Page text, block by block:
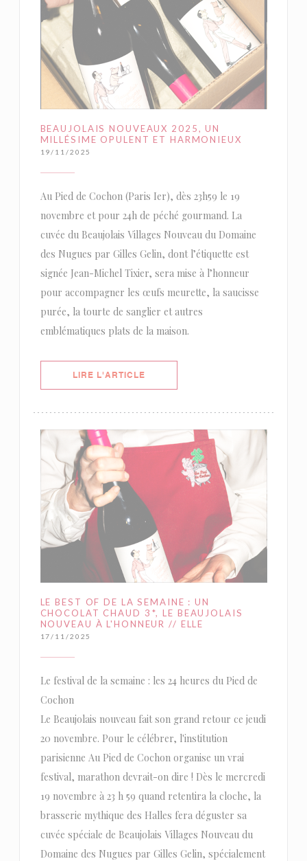
BEAUJOLAIS NOUVEAUX 2025, UN
MILLÉSIME OPULENT ET HARMONIEUX
19/11/2025
Au Pied de Cochon (Paris Ier), dès 23h59 le 19
novembre et pour 24h de péché gourmand. La
cuvée du Beaujolais Villages Nouveau du Domaine
des Nugues par Gilles Gelin, dont l’étiquette est
signée Jean-Michel Tixier, sera mise à l’honneur
pour accompagner les œufs meurette, la saucisse
purée, la tourte de sanglier et autres
emblématiques plats de la maison.
LIRE L'ARTICLE((OUVRE UNE NOUVELLE
LE BEST OF DE LA SEMAINE : UN
CHOCOLAT CHAUD 3*, LE BEAUJOLAIS
NOUVEAU À L'HONNEUR // ELLE
17/11/2025
Le festival de la semaine : les 24 heures du Pied de
Cochon
Le Beaujolais nouveau fait son grand retour ce jeudi
20 novembre. Pour le célébrer, l'institution
parisienne Au Pied de Cochon organise un vrai
festival, marathon devrait-on dire ! Dès le mercredi
19 novembre à 23 h 59 quand retentira la cloche, la
brasserie mythique des Halles fera déguster sa
cuvée spéciale de Beaujolais Villages Nouveau du
Domaine des Nugues par Gilles Gelin, spécialement